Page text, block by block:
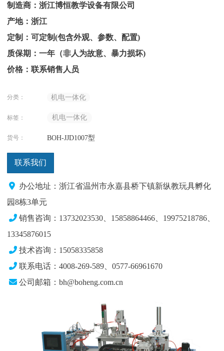
制造商：浙江博恒教学设备有限公司
产地：浙江
定制：可定制(包含外观、参数、配置)
质保期：一年（非人为故意、暴力损坏)
价格：联系销售人员
分类： 机电一体化
标签： 机电一体化
货号： BOH-JJD1007型
联系我们
办公地址：浙江省温州市永嘉县桥下镇新纵教玩具孵化
园8栋3单元
销售咨询：13732023530、15858864466、19975218786
13345876015
技术咨询：15058335858
联系电话：4008-269-589、0577-66961670
公司邮箱：bh@boheng.com.cn